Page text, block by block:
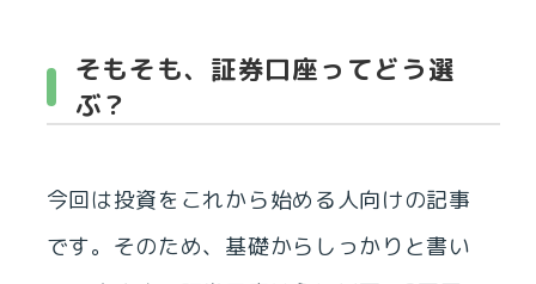
そもそも、証券口座ってどう選
ぶ？
今回は投資をこれから始める人向けの記事
です。そのため、基礎からしっかりと書い